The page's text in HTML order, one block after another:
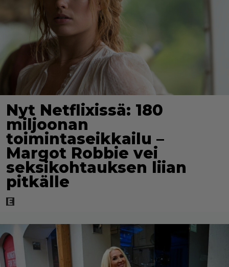
Nyt Netflixissä: 180
miljoonan
toimintaseikkailu –
Margot Robbie vei
seksikohtauksen liian
pitkälle